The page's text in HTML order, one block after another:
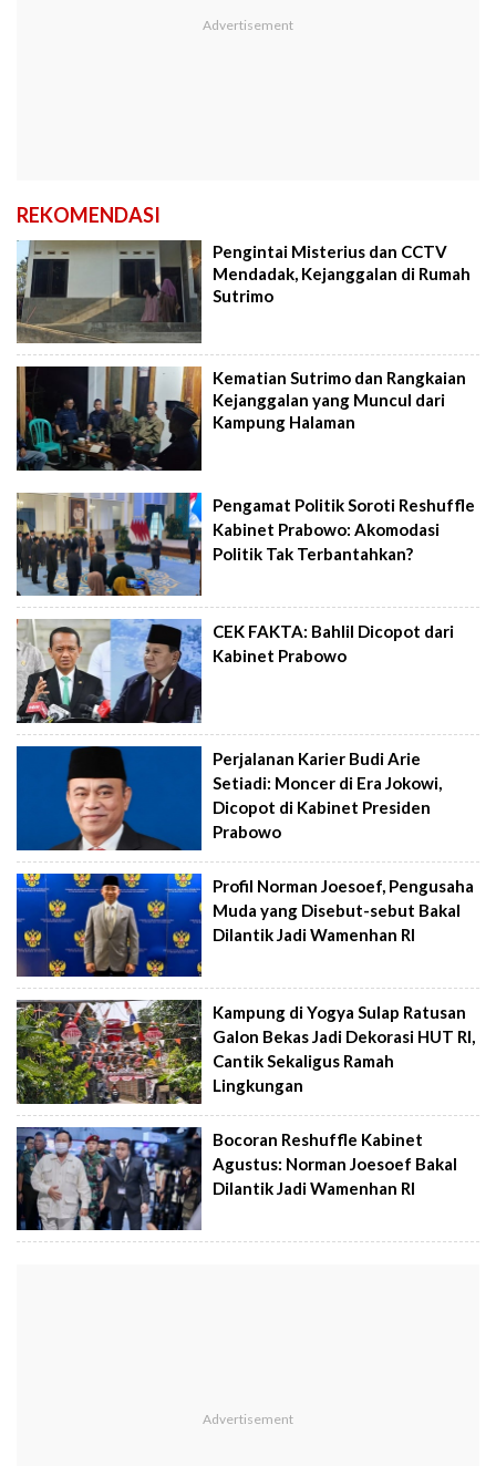
REKOMENDASI
Pengintai Misterius dan CCTV
Mendadak, Kejanggalan di Rumah
Sutrimo
Kematian Sutrimo dan Rangkaian
Kejanggalan yang Muncul dari
Kampung Halaman
Pengamat Politik Soroti Reshuffle
Kabinet Prabowo: Akomodasi
Politik Tak Terbantahkan?
CEK FAKTA: Bahlil Dicopot dari
Kabinet Prabowo
Perjalanan Karier Budi Arie
Setiadi: Moncer di Era Jokowi,
Dicopot di Kabinet Presiden
Prabowo
Profil Norman Joesoef, Pengusaha
Muda yang Disebut-sebut Bakal
Dilantik Jadi Wamenhan RI
Kampung di Yogya Sulap Ratusan
Galon Bekas Jadi Dekorasi HUT RI,
Cantik Sekaligus Ramah
Lingkungan
Bocoran Reshuffle Kabinet
Agustus: Norman Joesoef Bakal
Dilantik Jadi Wamenhan RI